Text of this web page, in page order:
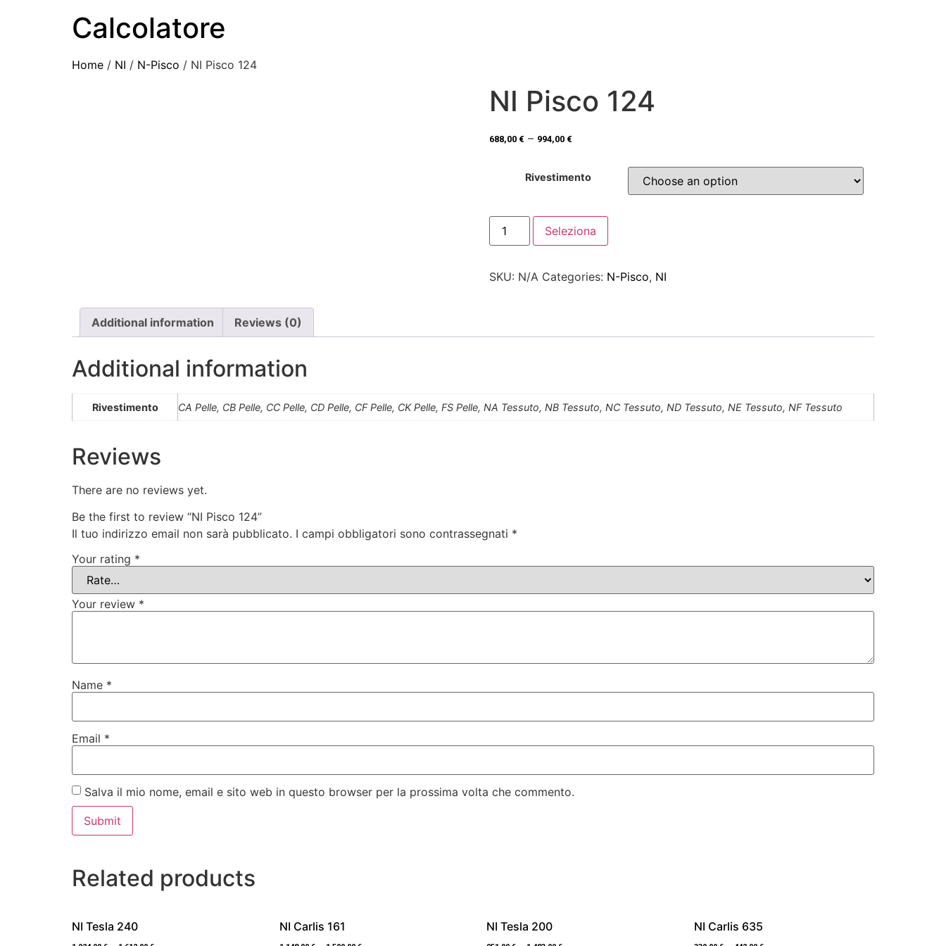
Calcolatore
Home / NI / N-Pisco / NI Pisco 124
NI Pisco 124
688,00 € – 994,00 €
Rivestimento
Seleziona
SKU: N/A Categories: N-Pisco, NI
Additional information Reviews (0)
Additional information
Rivestimento CA Pelle, CB Pelle, CC Pelle, CD Pelle, CF Pelle, CK Pelle, FS Pelle, NA Tessuto, NB Tessuto, NC Tessuto, ND Tessuto, NE Tessuto, NF Tessuto
Reviews
There are no reviews yet.
Be the first to review “NI Pisco 124”
Il tuo indirizzo email non sarà pubblicato. I campi obbligatori sono contrassegnati *
Your rating *
Your review *
Name *
Email *
Salva il mio nome, email e sito web in questo browser per la prossima volta che commento.
Related products
NI Tesla 240 NI Carlis 161 NI Tesla 200 NI Carlis 635